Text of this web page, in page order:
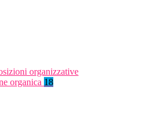
organizzative
organica 18